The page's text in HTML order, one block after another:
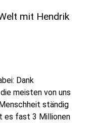
mit Hendrik
Dank
meisten von uns
ständig
es fast 3 Millionen